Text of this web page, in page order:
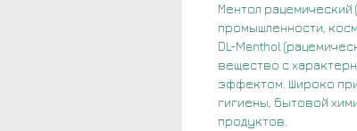
Ментол рацемический
промышленности,
DL-Menthol
вещество с
эффектом. Широко
гигиены, бытовой
продуктов.